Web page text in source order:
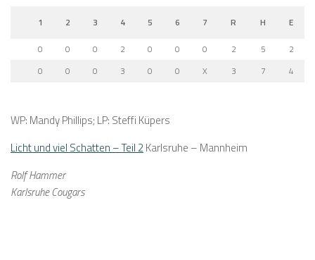
1 2 3 4 5 6 7 R H
E
0
0 0 2 0 0 0 2 5
2
0
0 0 3 0 0 X 3 7 4
WP: Mandy Phillips; LP: Steffi Küpers
Licht und viel Schatten – Teil 2Karlsruhe – Mannheim
Rolf Hammer
Karlsruhe Cougars